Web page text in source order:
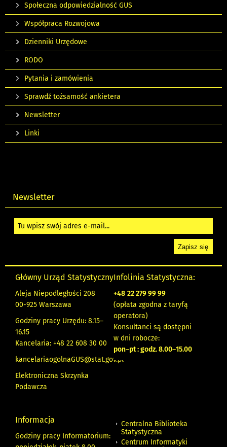
Społeczna odpowiedzialność GUS
Współpraca Rozwojowa
Dzienniki Urzędowe
RODO
Pytania i zamówienia
Sprawdź tożsamość ankietera
Newsletter
Linki
Newsletter
Główny Urząd Statystyczny
Aleja Niepodległości 208
00-925 Warszawa
Godziny pracy Urzędu: 8.15–
16.15
Kancelaria: +48 22 608 30 00
kancelariaogolnaGUS@stat.gov.pl
Elektroniczna Skrzynka
Podawcza
Infolinia Statystyczna:
+48 22 279 99 99
(opłata zgodna z taryfą
operatora)
Konsultanci są dostępni
w dni robocze:
pon–pt : godz. 8.00–15.00
Informacja
Godziny pracy Informatorium:
Centralna Biblioteka
Statystyczna
Centrum Informatyki